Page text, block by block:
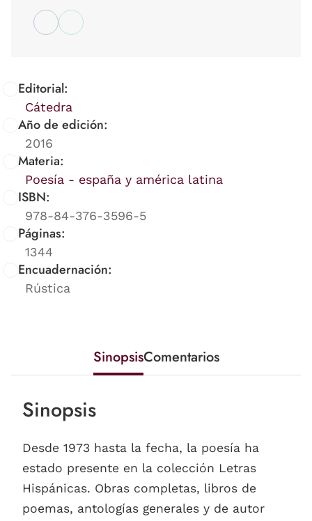
Editorial:
Cátedra
Año de edición:
2016
Materia:
Poesía - españa y américa latina
ISBN:
978-84-376-3596-5
Páginas:
1344
Encuadernación:
Rústica
SinopsisComentarios
Sinopsis
Desde 1973 hasta la fecha, la poesía ha
estado presente en la colección Letras
Hispánicas. Obras completas, libros de
poemas, antologías generales y de autor